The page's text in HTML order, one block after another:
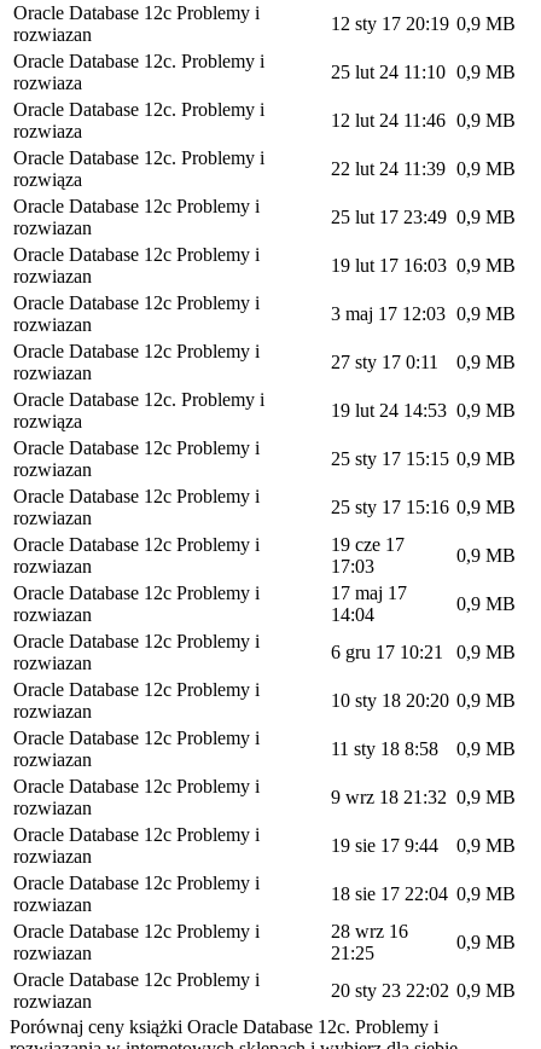
Oracle Database 12c Problemy i
rozwiazan
12 sty 17 20:19 0,9 MB
Oracle Database 12c. Problemy i
rozwiaza
25 lut 24 11:10 0,9 MB
Oracle Database 12c. Problemy i
rozwiaza
12 lut 24 11:46 0,9 MB
Oracle Database 12c. Problemy i
rozwiąza
22 lut 24 11:39 0,9 MB
Oracle Database 12c Problemy i
rozwiazan
25 lut 17 23:49 0,9 MB
Oracle Database 12c Problemy i
rozwiazan
19 lut 17 16:03 0,9 MB
Oracle Database 12c Problemy i
rozwiazan
3 maj 17 12:03 0,9 MB
Oracle Database 12c Problemy i
rozwiazan
27 sty 17 0:11
0,9 MB
Oracle Database 12c. Problemy i
rozwiąza
19 lut 24 14:53 0,9 MB
Oracle Database 12c Problemy i
rozwiazan
25 sty 17 15:15 0,9 MB
Oracle Database 12c Problemy i
rozwiazan
25 sty 17 15:16 0,9 MB
Oracle Database 12c Problemy i
rozwiazan
19 cze 17
17:03
0,9 MB
Oracle Database 12c Problemy i
rozwiazan
17 maj 17
14:04
0,9 MB
Oracle Database 12c Problemy i
rozwiazan
6 gru 17 10:21
0,9 MB
Oracle Database 12c Problemy i
rozwiazan
10 sty 18 20:20 0,9 MB
Oracle Database 12c Problemy i
rozwiazan
11 sty 18 8:58
0,9 MB
Oracle Database 12c Problemy i
rozwiazan
9 wrz 18 21:32 0,9 MB
Oracle Database 12c Problemy i
rozwiazan
19 sie 17 9:44
0,9 MB
Oracle Database 12c Problemy i
rozwiazan
18 sie 17 22:04 0,9 MB
Oracle Database 12c Problemy i
rozwiazan
28 wrz 16
21:25
0,9 MB
Oracle Database 12c Problemy i
rozwiazan
20 sty 23 22:02 0,9 MB
Porównaj ceny książki Oracle Database 12c. Problemy i